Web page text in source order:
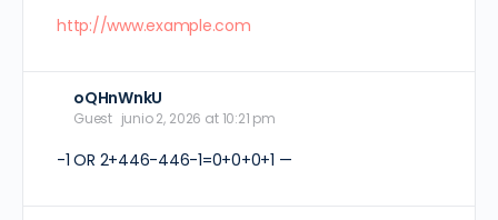
http://www.example.com
oQHnWnkU
Guest junio 2, 2026 at 10:21 pm
-1 OR 2+446-446-1=0+0+0+1 —